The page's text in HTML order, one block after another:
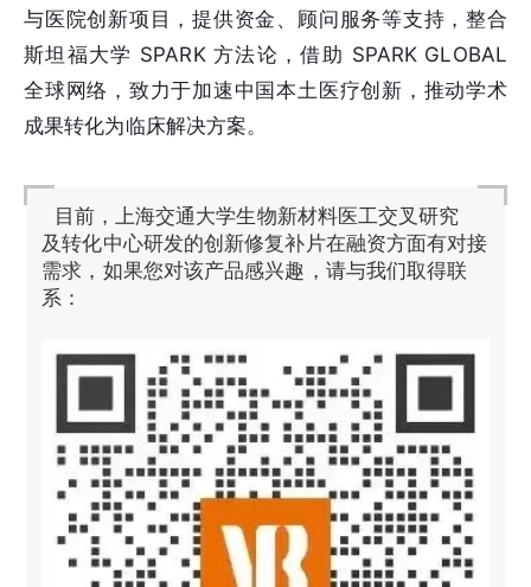
与医院创新项目，提供资金、顾问服务等支持，整合
斯坦福大学 SPARK 方法论，借助 SPARK GLOBAL
全球网络，致力于加速中国本土医疗创新，推动学术
成果转化为临床解决方案。
目前，上海交通大学生物新材料医工交叉研究
及转化中心研发的创新修复补片在融资方面有对接
需求，如果您对该产品感兴趣，请与我们取得联
系：